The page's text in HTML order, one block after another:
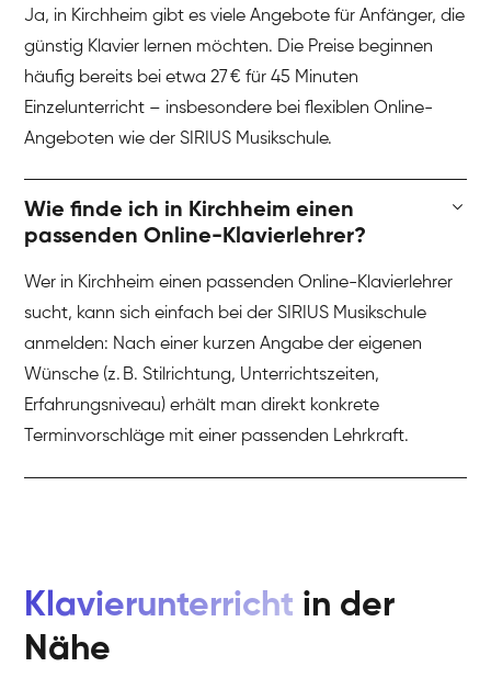
Ja, in Kirchheim gibt es viele Angebote für Anfänger, die
günstig Klavier lernen möchten. Die Preise beginnen
häufig bereits bei etwa 27 € für 45 Minuten
Einzelunterricht – insbesondere bei flexiblen Online-
Angeboten wie der SIRIUS Musikschule.
Wie finde ich in Kirchheim einen
passenden Online-Klavierlehrer?
Wer in Kirchheim einen passenden Online-Klavierlehrer
sucht, kann sich einfach bei der SIRIUS Musikschule
anmelden: Nach einer kurzen Angabe der eigenen
Wünsche (z. B. Stilrichtung, Unterrichtszeiten,
Erfahrungsniveau) erhält man direkt konkrete
Terminvorschläge mit einer passenden Lehrkraft.
Klavierunterricht in der
Nähe